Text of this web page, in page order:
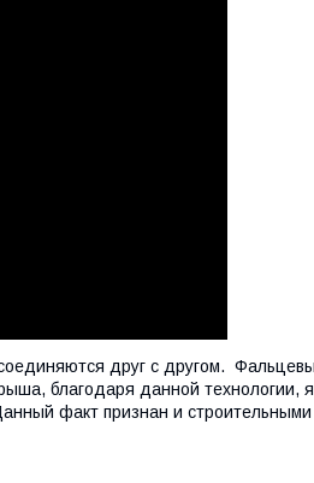
друг с другом.
благодаря данной технологии,
факт признан и строительными